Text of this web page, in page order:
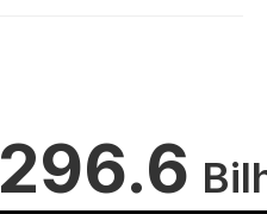
296.6